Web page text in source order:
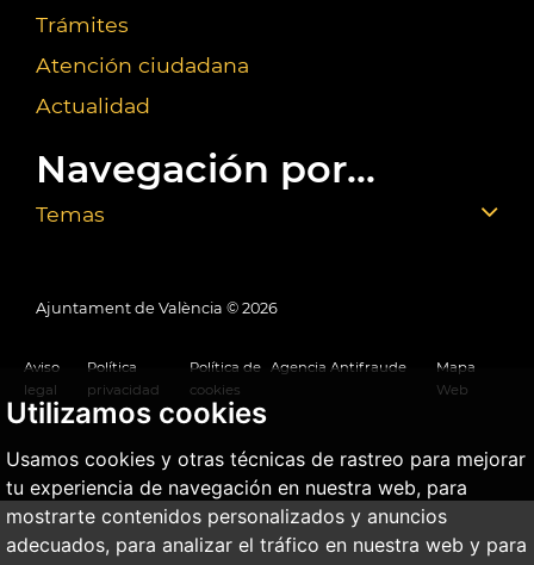
Utilizamos cookies
Usamos cookies y otras técnicas de rastreo para mejorar
tu experiencia de navegación en nuestra web, para
mostrarte contenidos personalizados y anuncios
adecuados, para analizar el tráfico en nuestra web y para
Trámites
Atención ciudadana
Actualidad
Navegación por...
Temas
Ajuntament de València © 2026
Aviso
legal
Política
privacidad
Política de
cookies
Agencia Antifraude
Mapa
Web